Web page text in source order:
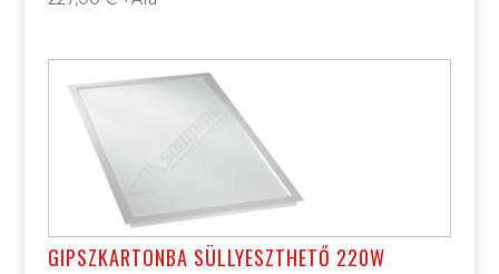
GIPSZKARTONBA SÜLLYESZTHETŐ 220W